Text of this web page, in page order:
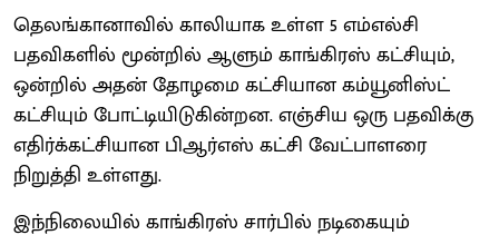
தெலங்கானாவில் காலியாக உள்ள 5 எம்எல்சி
பதவிகளில் மூன்றில் ஆளும் காங்கிரஸ் கட்சியும்,
ஒன்றில் அதன் தோழமை கட்சியான கம்யூனிஸ்ட்
கட்சியும் போட்டியிடுகின்றன. எஞ்சிய ஒரு பதவிக்கு
எதிர்க்கட்சியான பிஆர்எஸ் கட்சி வேட்பாளரை
நிறுத்தி உள்ளது.
இந்நிலையில் காங்கிரஸ் சார்பில் நடிகையும்